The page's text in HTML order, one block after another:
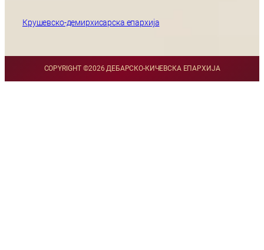
Крушевско-демирхисарска епархија
COPYRIGHT ©2026 ДЕБАРСКО-КИЧЕВСКА ЕПАРХИЈА